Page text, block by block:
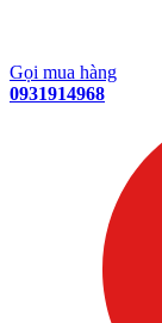
Gọi mua hàng
0931914968